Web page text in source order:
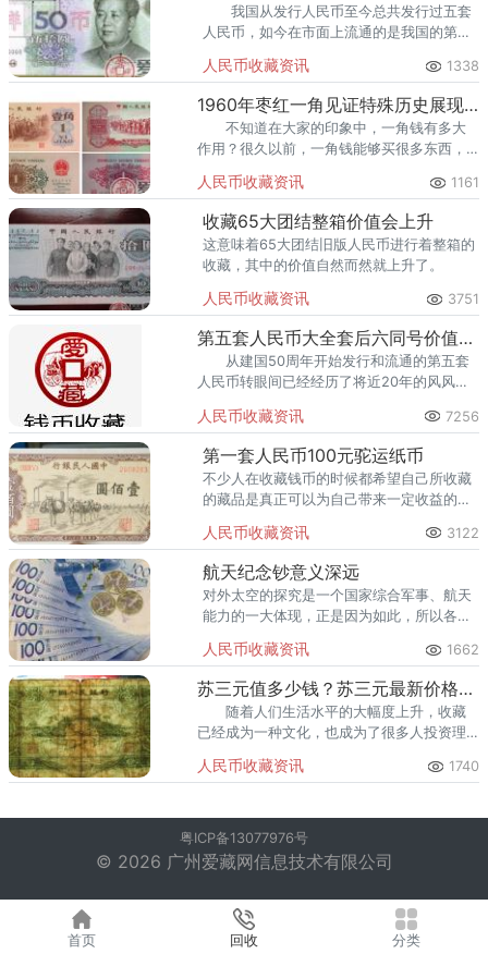
我国从发行人民币至今总共发行过五套
人民币，如今在市面上流通的是我国的第五
人民币收藏资讯 1338
1960年枣红一角见证特殊历史展现无穷价值
不知道在大家的印象中，一角钱有多大
作用？很久以前，一角钱能够买很多东西，
候一角钱很有价值，而且使用率很高。当今
一角钱早已经淡出大众的
人民币收藏资讯 1161
收藏65大团结整箱价值会上升
这意味着65大团结旧版人民币进行着整箱的
收藏，其中的价值自然而然就上升了。
人民币收藏资讯 3751
第五套人民币大全套后六同号价值多少
从建国50周年开始发行和流通的第五套
人民币转眼间已经经历了将近20年的风风雨
迭，目前已经有1999年、2005年和2015年
三个不同
人民币收藏资讯 7256
第一套人民币100元驼运纸币
不少人在收藏钱币的时候都希望自己所收藏
的藏品是真正可以为自己带来一定收益的，
的藏品是否值得入手，那么，第一套人民币
100元驼运是
人民币收藏资讯 3122
航天纪念钞意义深远
对外太空的探究是一个国家综合军事、航天
能力的一大体现，正是因为如此，所以各个
人民币收藏资讯 1662
苏三元值多少钱？苏三元最新价格是多少钱？
随着人们生活水平的大幅度上升，收藏
已经成为一种文化，也成为了很多人投资理
热衷的。在收藏市场上有一枚纸币特别惹人
人民币收藏资讯 1740
粤ICP备13077976号
© 2026 广州爱藏网信息技术有限公司
首页 回收 分类